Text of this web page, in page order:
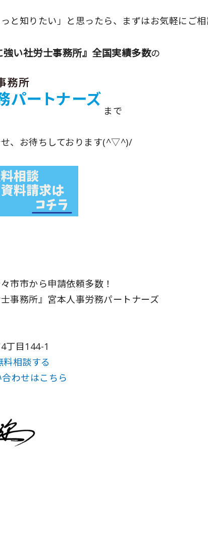
と知りたい」と思ったら、まずはお気軽にご相
強い社労士事務所』全国実績多数の
まで
、お待ちしております(^▽^)/
市市から申請依頼多数！
士事務所』宮本人事労務パートナーズ
丁目144-1
相談する
わせはこちら